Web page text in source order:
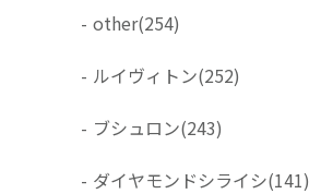
- other(254)
- ルイヴィトン(252)
- ブシュロン(243)
- ダイヤモンドシライシ(141)